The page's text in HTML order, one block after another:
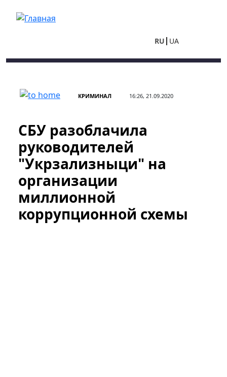
RU UA
КРИМИНАЛ 16:26, 21.09.2020
СБУ разоблачила
руководителей
"Укрзализныци" на
организации
миллионной
коррупционной схемы